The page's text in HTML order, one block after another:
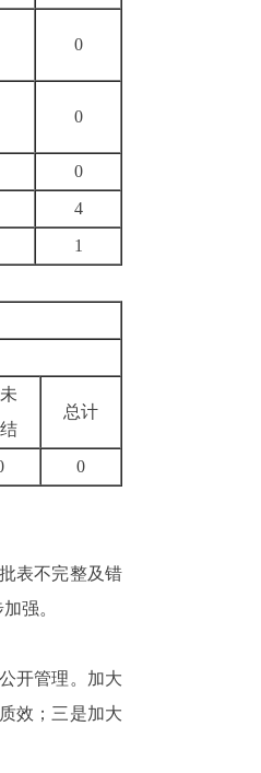
0
0
0
4
1
总计
0
表不完整及错
强。
开管理。加大
效；三是加大